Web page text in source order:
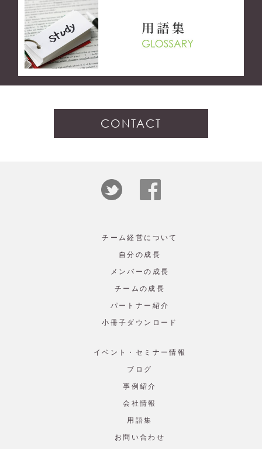
CONTACT
チーム経営について
自分の成長
メンバーの成長
チームの成長
パートナー紹介
小冊子ダウンロード
イベント・セミナー情報
ブログ
事例紹介
会社情報
用語集
お問い合わせ